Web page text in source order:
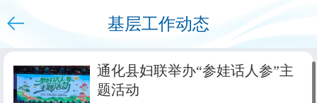
基层工作动态
下拉刷新
通化县妇联举办“参娃话人参”主
题活动